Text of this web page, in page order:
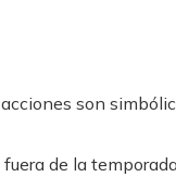
son
de la